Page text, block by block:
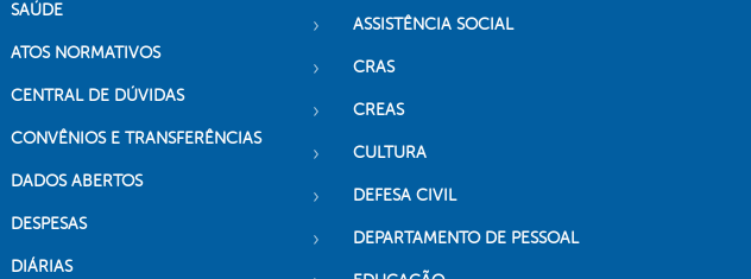
SAÚDE
ATOS NORMATIVOS
CENTRAL DE DÚVIDAS
CONVÊNIOS E TRANSFERÊNCIAS
DADOS ABERTOS
DESPESAS
DIÁRIAS
ASSISTÊNCIA SOCIAL
CRAS
CREAS
CULTURA
DEFESA CIVIL
DEPARTAMENTO DE PESSOAL